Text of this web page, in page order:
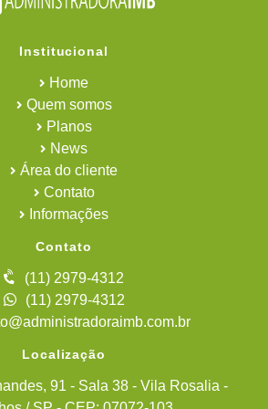
Institucional
Home
Quem somos
Planos
News
Área do cliente
Contato
Informações
Contato
(11) 2979-4312
(11) 2979-4312
Localização
91 - Sala 38 - Vila Rosalia -